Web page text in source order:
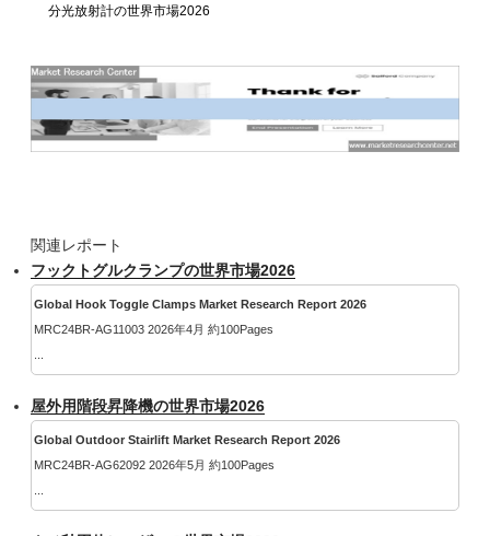
分光放射計の世界市場2026
関連レポート
フックトグルクランプの世界市場2026
Global Hook Toggle Clamps Market Research Report 2026
MRC24BR-AG11003 2026年4月 約100Pages
屋外用階段昇降機の世界市場2026
Global Outdoor Stairlift Market Research Report 2026
MRC24BR-AG62092 2026年5月 約100Pages